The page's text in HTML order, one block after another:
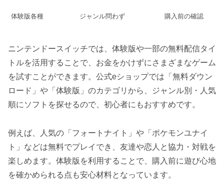
体験版各種 ジャンル問わず 購入前の確認
ニンテンドースイッチでは、体験版や一部の無料配信タイ
トルを活用することで、お金をかけずにさまざまなゲーム
を試すことができます。公式eショップでは「無料ダウン
ロード」や「体験版」のカテゴリから、ジャンル別・人気
順にソフトを探せるので、初心者にもおすすめです。
例えば、人気の「フォートナイト」や「ポケモンユナイ
ト」などは無料でプレイでき、友達や恋人と協力・対戦を
楽しめます。体験版を利用することで、購入前に遊び心地
を確かめられる点も安心材料となっています。